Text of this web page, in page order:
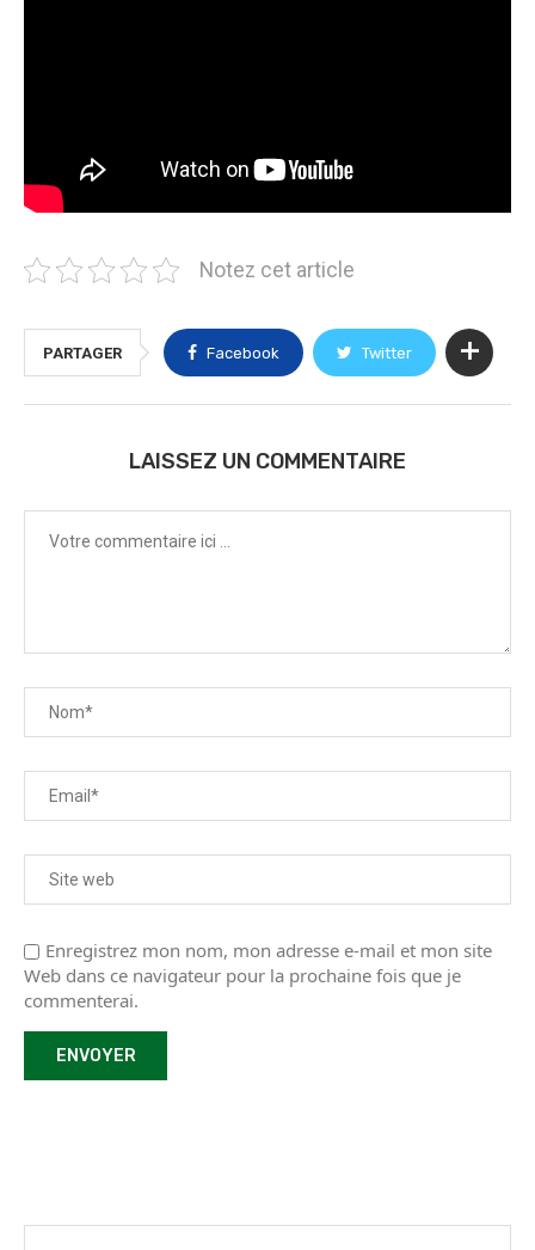
Notez cet article
PARTAGER Facebook Twitter
LAISSEZ UN COMMENTAIRE
Enregistrez mon nom, mon adresse e-mail et mon site
Web dans ce navigateur pour la prochaine fois que je
commenterai.